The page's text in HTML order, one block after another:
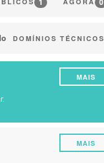
DOMÍNIOS TÉCNICOS
Solo
Gestão da água
Produção
MAIS
MAIS